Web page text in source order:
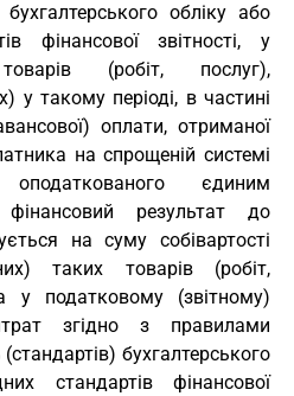
обліку або
фінансової звітності, у
(робіт, послуг),
у такому періоді, в частині
оплати, отриманої
на спрощеній системі
єдиним
результат до
на суму собівартості
таких товарів (робіт,
у податковому (звітному)
згідно з правилами
бухгалтерського
стандартів фінансової